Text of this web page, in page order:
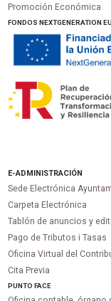
Promoción Económica
FONDOS NEXTGENERATION EU
E-ADMINISTRACIÓN
Sede Electrónica
Carpeta Electrónica
Tablón de anuncios y
Pago de Tributos i Tasas
Oficina Virtual del
Cita Previa
PUNTOFACE